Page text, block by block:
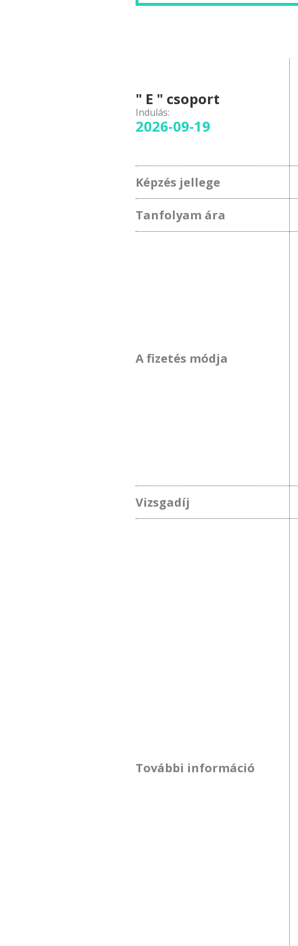
" E " csoport
Indulás:
2026-09-19
Képzés jellege
Tanfolyam ára
A fizetés módja
Vizsgadíj
További információ